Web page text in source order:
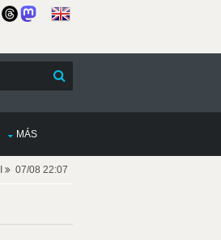
MÁS
07/08 22:07